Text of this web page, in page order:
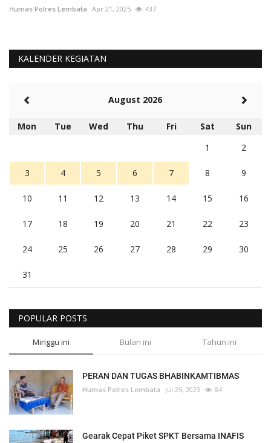
Humas Polres Lembata Apr 21, 2025 437
KALENDER KEGIATAN
August 2026
Mon Tue Wed Thu Fri Sat
Sun
1
2
3 4 5 6 7 8 9
10 11 12 13 14 15 16
17 18 19 20 21 22 23
24 25 26 27 28 29 30
31
POPULAR POSTS
Minggu ini Bulan ini Tahun ini
PERAN DAN TUGAS BHABINKAMTIBMAS
Humas Polres Lembata Jul 25, 2023 84
Gearak Cepat Piket SPKT Bersama INAFIS